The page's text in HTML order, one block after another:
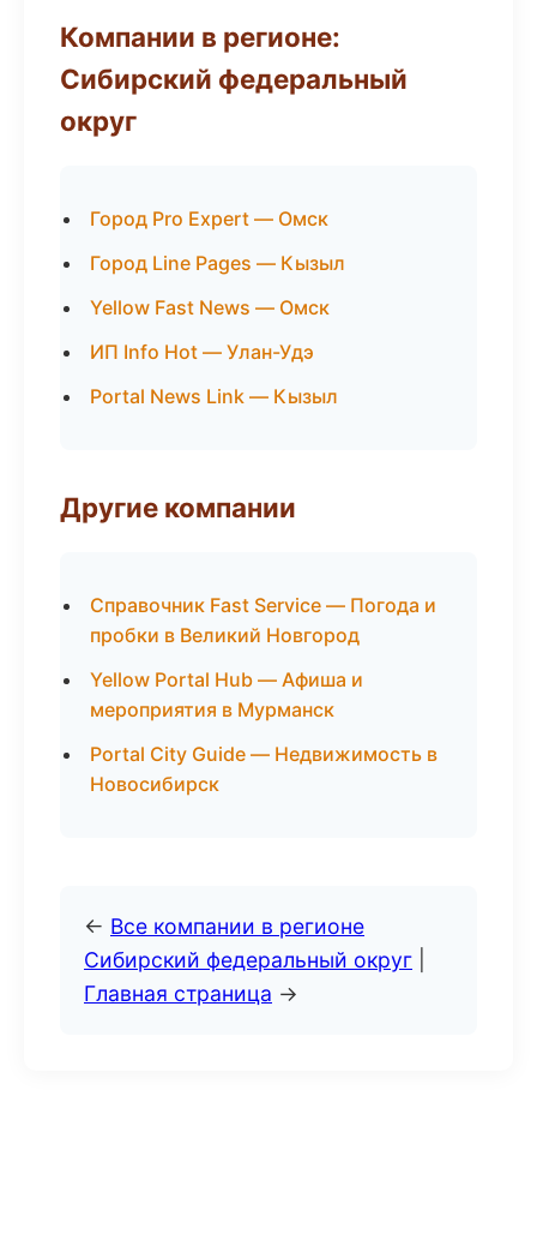
Компании в регионе:
Сибирский федеральный
округ
Город Pro Expert — Омск
Город Line Pages — Кызыл
Yellow Fast News — Омск
ИП Info Hot — Улан-Удэ
Portal News Link — Кызыл
Другие компании
Справочник Fast Service — Погода и
пробки в Великий Новгород
Yellow Portal Hub — Афиша и
мероприятия в Мурманск
Portal City Guide — Недвижимость в
Новосибирск
← Все компании в регионе
Сибирский федеральный округ
Главная страница →